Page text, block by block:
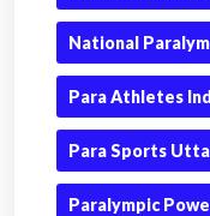
National
Para Athletes
Para Sports
Paralympic